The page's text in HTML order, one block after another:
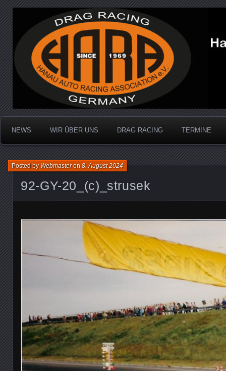
Hanau Auto Racing
Dragracing auf der 1/4 Meile
NEWS WIR ÜBER UNS DRAG RACING TERMINE
92-GY-20_(c)_strusek
Posted byWebmasteron8. August 2024